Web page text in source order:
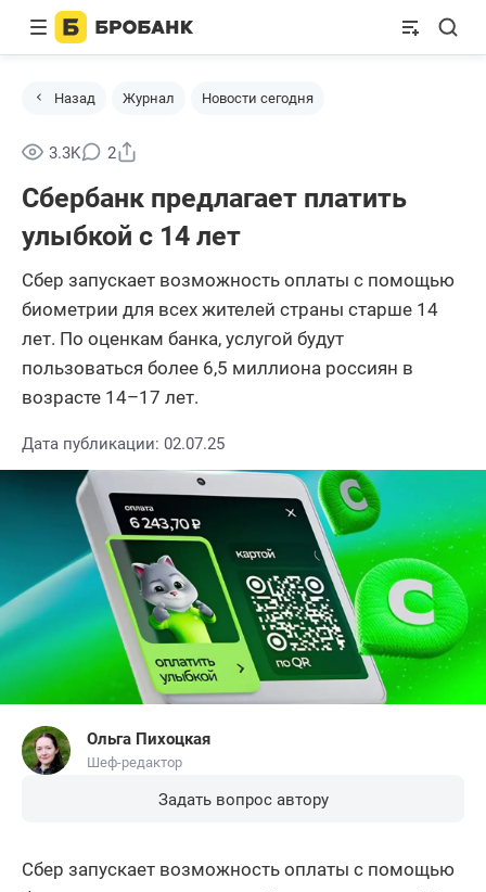
Назад Журнал Новости сегодня
3.3K 2
Сбербанк предлагает платить
улыбкой с 14 лет
Сбер запускает возможность оплаты с помощью
биометрии для всех жителей страны старше 14
лет. По оценкам банка, услугой будут
пользоваться более 6,5 миллиона россиян в
возрасте 14–17 лет.
Дата публикации: 02.07.25
Ольга Пихоцкая
Шеф-редактор
Задать вопрос автору
Сбер запускает возможность оплаты с помощью